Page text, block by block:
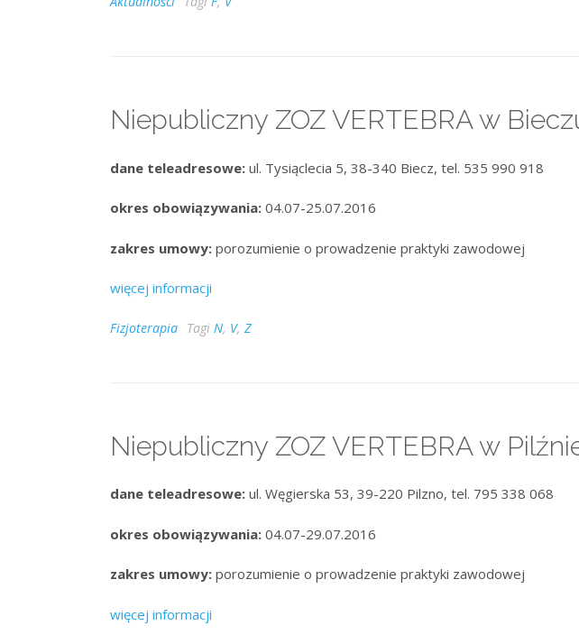
Niepubliczny ZOZ VERTEBRA w
dane teleadresowe: ul. Tysiąclecia 5, 38-340 Biecz, tel. 535 990 918
okres obowiązywania: 04.07-25.07.2016
zakres umowy: porozumienie o prowadzenie praktyki zawodowej
więcej informacji
Fizjoterapia Tagi N, V, Z
Niepubliczny ZOZ VERTEBRA w
dane teleadresowe: ul. Węgierska 53, 39-220 Pilzno, tel. 795 338 068
okres obowiązywania: 04.07-29.07.2016
zakres umowy: porozumienie o prowadzenie praktyki zawodowej
więcej informacji